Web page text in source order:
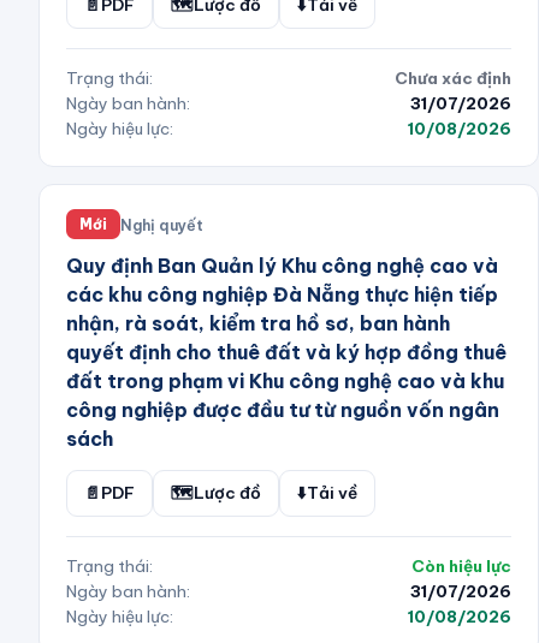
📄 PDF 🗺️Lược đồ ⬇️Tải về
Trạng thái:
Chưa xác định
Ngày ban hành:
31/07/2026
Ngày hiệu lực:
10/08/2026
Mới Nghị quyết
Quy định Ban Quản lý Khu công nghệ cao và
các khu công nghiệp Đà Nẵng thực hiện tiếp
nhận, rà soát, kiểm tra hồ sơ, ban hành
quyết định cho thuê đất và ký hợp đồng thuê
đất trong phạm vi Khu công nghệ cao và khu
công nghiệp được đầu tư từ nguồn vốn ngân
sách
📄 PDF 🗺️Lược đồ ⬇️Tải về
Trạng thái:
Còn hiệu lực
Ngày ban hành:
31/07/2026
Ngày hiệu lực:
10/08/2026